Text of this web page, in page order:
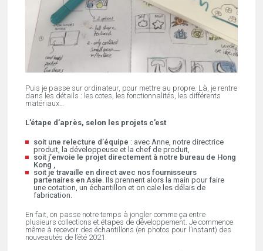
Puis je passe sur ordinateur, pour mettre au propre. Là, je rentre
dans les détails : les cotes, les fonctionnalités, les différents
matériaux…
L’étape d’après, selon les projets c’est
soit une relecture d’équipe : avec Anne, notre directrice
produit, la développeuse et la chef de produit,
soit j’envoie le projet directement à notre bureau de Hong
Kong ,
soit je travaille en direct avec nos fournisseurs
partenaires en Asie . Ils prennent alors la main pour faire
une cotation, un échantillon et on cale les délais de
fabrication.
En fait, on passe notre temps à jongler comme ça entre
plusieurs collections et étapes de développement. Je commence
même à recevoir des échantillons (en photos pour l’instant) des
nouveautés de l’été 2021.